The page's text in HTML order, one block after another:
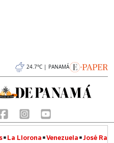
24.7°C | PANAMÁ
La Llorona Venezuela José